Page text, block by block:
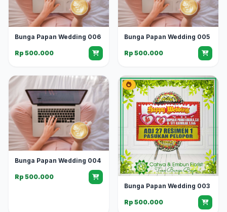
Bunga Papan Wedding 006
Rp 500.000
Bunga Papan Wedding 005
Rp 500.000
Bunga Papan Wedding 004
Rp 500.000
Bunga Papan Wedding 003
Rp 500.000